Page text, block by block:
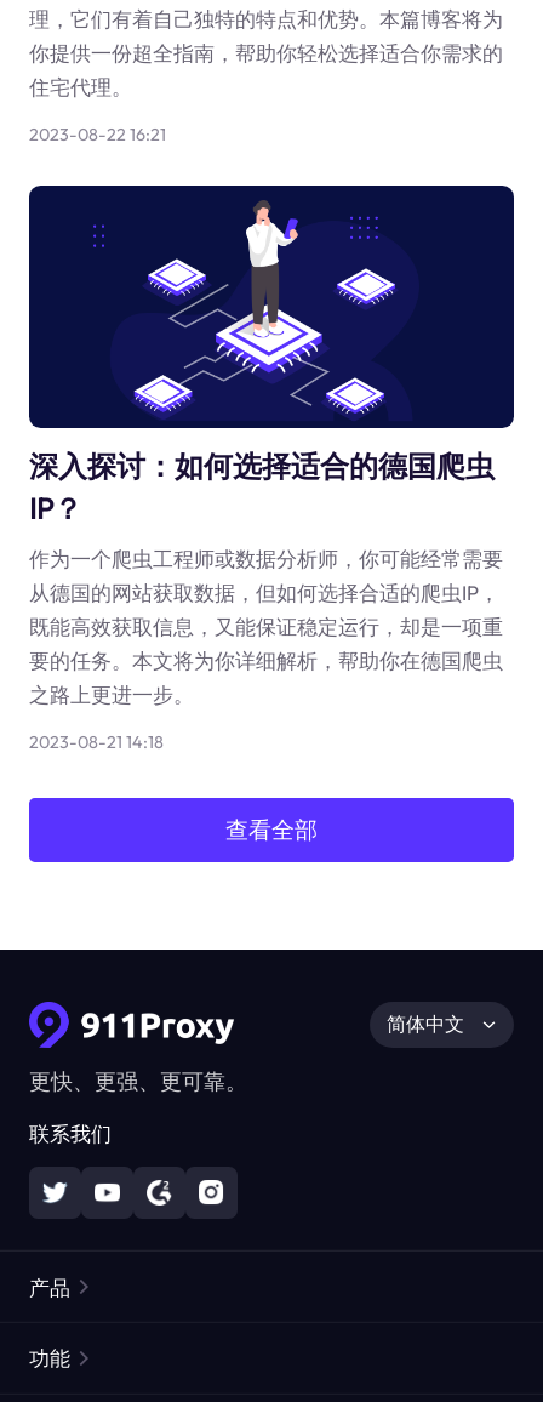
理，它们有着自己独特的特点和优势。本篇博客将为
你提供一份超全指南，帮助你轻松选择适合你需求的
住宅代理。
2023-08-22 16:21
深入探讨：如何选择适合的德国爬虫
IP？
作为一个爬虫工程师或数据分析师，你可能经常需要
从德国的网站获取数据，但如何选择合适的爬虫IP，
既能高效获取信息，又能保证稳定运行，却是一项重
要的任务。本文将为你详细解析，帮助你在德国爬虫
之路上更进一步。
2023-08-21 14:18
查看全部
更快、更强、更可靠。
联系我们
简体中文
产品
功能